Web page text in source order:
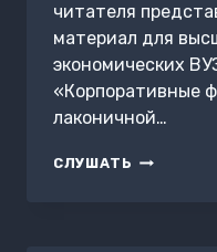
читателя
материал для
экономических
«Корпоративные
лаконичной…
СЛУШАТЬ